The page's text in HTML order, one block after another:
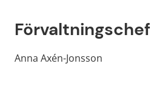
Förvaltningschef
Anna Axén-Jonsson